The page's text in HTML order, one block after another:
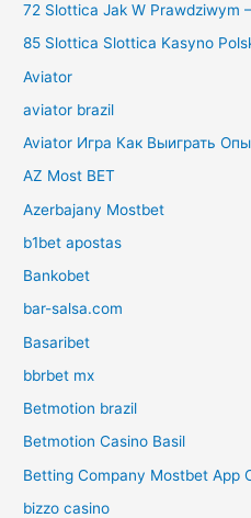
72 Slottica Jak W Prawdziwym
85 Slottica Slottica Kasyno
Aviator
aviator brazil
Aviator Игра Как Выиграть
AZ Most BET
Azerbajany Mostbet
b1bet apostas
Bankobet
bar-salsa.com
Basaribet
bbrbet mx
Betmotion brazil
Betmotion Casino Basil
Betting Company Mostbet App
bizzo casino